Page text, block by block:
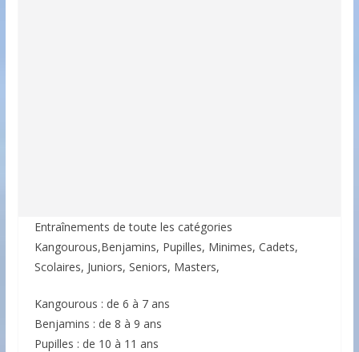
Entraînements de toute les catégories
Kangourous,Benjamins, Pupilles, Minimes, Cadets,
Scolaires, Juniors, Seniors, Masters,
Kangourous : de 6 à 7 ans
Benjamins : de 8 à 9 ans
Pupilles : de 10 à 11 ans